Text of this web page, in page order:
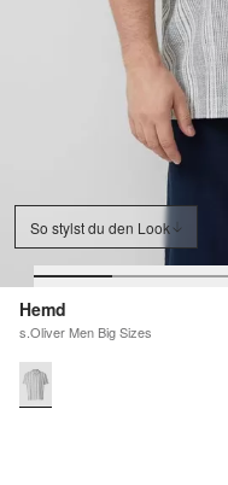
So stylst du den Look
Hemd
s.Oliver Men Big Sizes